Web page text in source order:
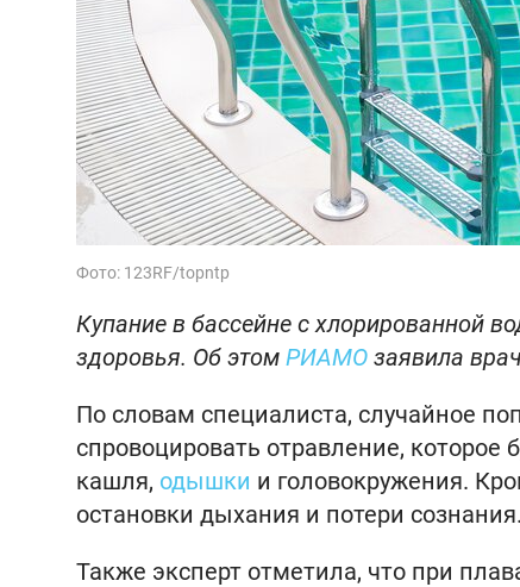
Фото: 123RF/topntp
Купание в бассейне с хлорированной
здоровья. Об этом РИАМО заявила
По словам специалиста, случайное
спровоцировать отравление, которое
кашля, одышки и головокружения.
остановки дыхания и потери сознания.
Также эксперт отметила, что при